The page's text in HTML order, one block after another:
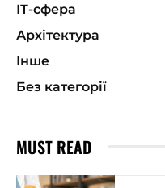
ІТ-сфера
Архітектура
Інше
Без категорії
MUST READ